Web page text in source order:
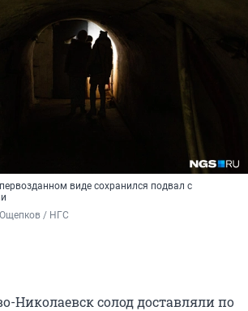
виде сохранился подвал с
/ НГС
Николаевск солод доставляли по